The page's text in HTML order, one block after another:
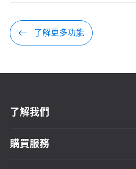
了解更多功能
了解我們
購買服務